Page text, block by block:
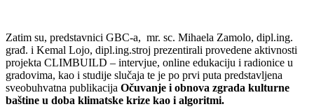
Zatim su, predstavnici GBC-a, mr. sc. Mihaela Zamolo, dipl.ing.
građ. i Kemal Lojo, dipl.ing.stroj prezentirali provedene aktivnosti
projekta CLIMBUILD – intervjue, online edukaciju i radionice u
gradovima, kao i studije slučaja te je po prvi puta predstavljena
sveobuhvatna publikacija Očuvanje i obnova zgrada kulturne
baštine u doba klimatske krize kao i algoritmi.